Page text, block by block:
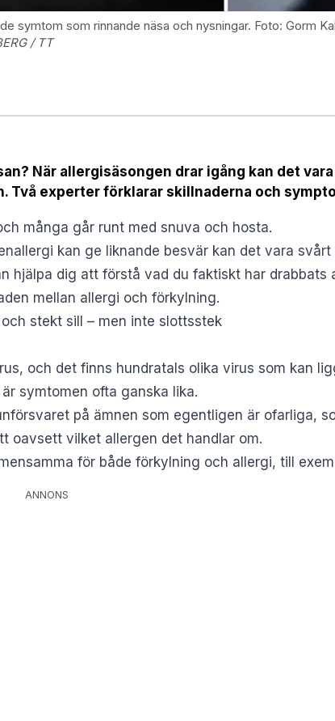
symtom som rinnande näsa och nysningar. Foto: Gorm
/ TT
När allergisäsongen drar igång kan det
Två experter förklarar skillnaderna och
många går runt med snuva och hosta.
kan ge liknande besvär kan det vara
hjälpa dig att förstå vad du faktiskt har drabbats
mellan allergi och förkylning.
stekt sill – men inte slottsstek
och det finns hundratals olika virus som kan
symtomen ofta ganska lika.
på ämnen som egentligen är ofarliga,
oavsett vilket allergen det handlar om.
för både förkylning och allergi, till
ANNONS